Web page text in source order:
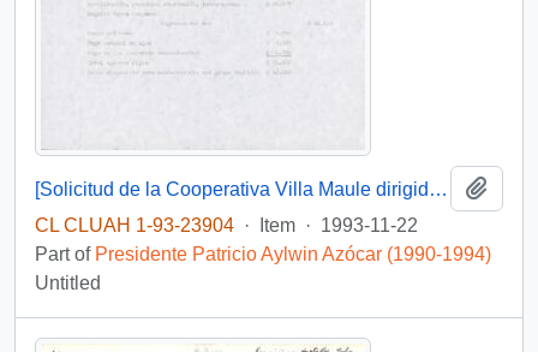
[Solicitud de la Cooperativa Villa Maule dirigida al Presidente Patricio Aylwin]
CL CLUAH 1-93-23904 · Item · 1993-11-22
Part of Presidente Patricio Aylwin Azócar (1990-1994)
Untitled